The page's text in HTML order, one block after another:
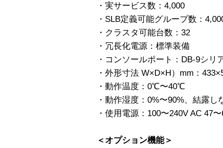
・実サービス数：4,000
・SLB定義可能グループ数：
・クラスタ可能台数：32
・冗長化電源：標準装備
・コンソールポート：DB-9シリ
・外形寸法 W×D×H）mm：
・動作温度：0℃〜40℃
・動作湿度：0%〜90%、結露し
・使用電源：100〜240V AC 47
＜オプション機能＞